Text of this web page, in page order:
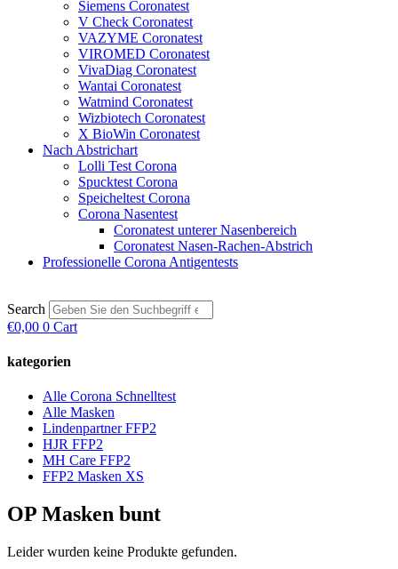
Siemens Coronatest
V Check Coronatest
VAZYME Coronatest
VIROMED Coronatest
VivaDiag Coronatest
Wantai Coronatest
Watmind Coronatest
Wizbiotech Coronatest
X BioWin Coronatest
Nach Abstrichart
Lolli Test Corona
Spucktest Corona
Speicheltest Corona
Corona Nasentest
Coronatest unterer Nasenbereich
Coronatest Nasen-Rachen-Abstrich
Professionelle Corona Antigentests
Search
€0,00 0 Cart
kategorien
Alle Corona Schnelltest
Alle Masken
Lindenpartner FFP2
HJR FFP2
MH Care FFP2
FFP2 Masken XS
OP Masken bunt
Leider wurden keine Produkte gefunden.